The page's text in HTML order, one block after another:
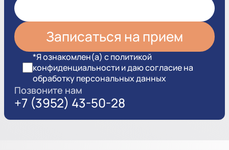
*Я ознакомлен(а) с политикой
конфиденциальности и даю согласие на
обработку персональных данных
Позвоните нам
+7 (3952) 43-50-28